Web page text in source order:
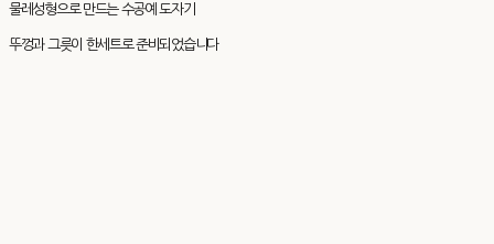
물레성형으로 만드는 수공예 도자기
뚜껑과 그릇이 한세트로 준비되었습니다